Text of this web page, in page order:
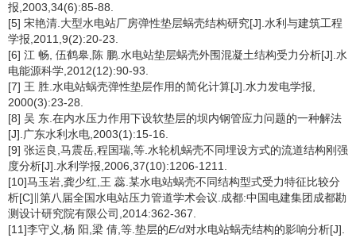
报,2003,34(6):85-88.
[5] 宋艳清.大型水电站厂房弹性垫层蜗壳结构研究[J].水利与建筑工程
学报,2011,9(2):20-23.
[6] 江 畅, 伍鹤皋,陈 鹏.水电站垫层蜗壳外围混凝土结构受力分析[J].水
电能源科学,2012(12):90-93.
[7] 王 胜.水电站蜗壳弹性垫层作用的简化计算[J].水力发电学报,
2000(3):23-28.
[8] 吴 东.在内水压力作用下设软垫层的坝内钢管应力问题的一种解法
[J].广东水利水电,2003(1):15-16.
[9] 张运良,马震岳,程国瑞,等.水轮机蜗壳不同埋设方式的流道结构刚强
度分析[J].水利学报,2006,37(10):1206-1211.
[10]马玉岩,龚少红,王 蕊.某水电站蜗壳不同结构型式受力特征比较分
析[C]∥第八届全国水电站压力管道学术会议.成都:中国电建集团成都勘
测设计研究院有限公司,2014:362-367.
[11]李守义,杨 阳,梁 倩,等.垫层的E/d对水电站蜗壳结构的影响分析[J].